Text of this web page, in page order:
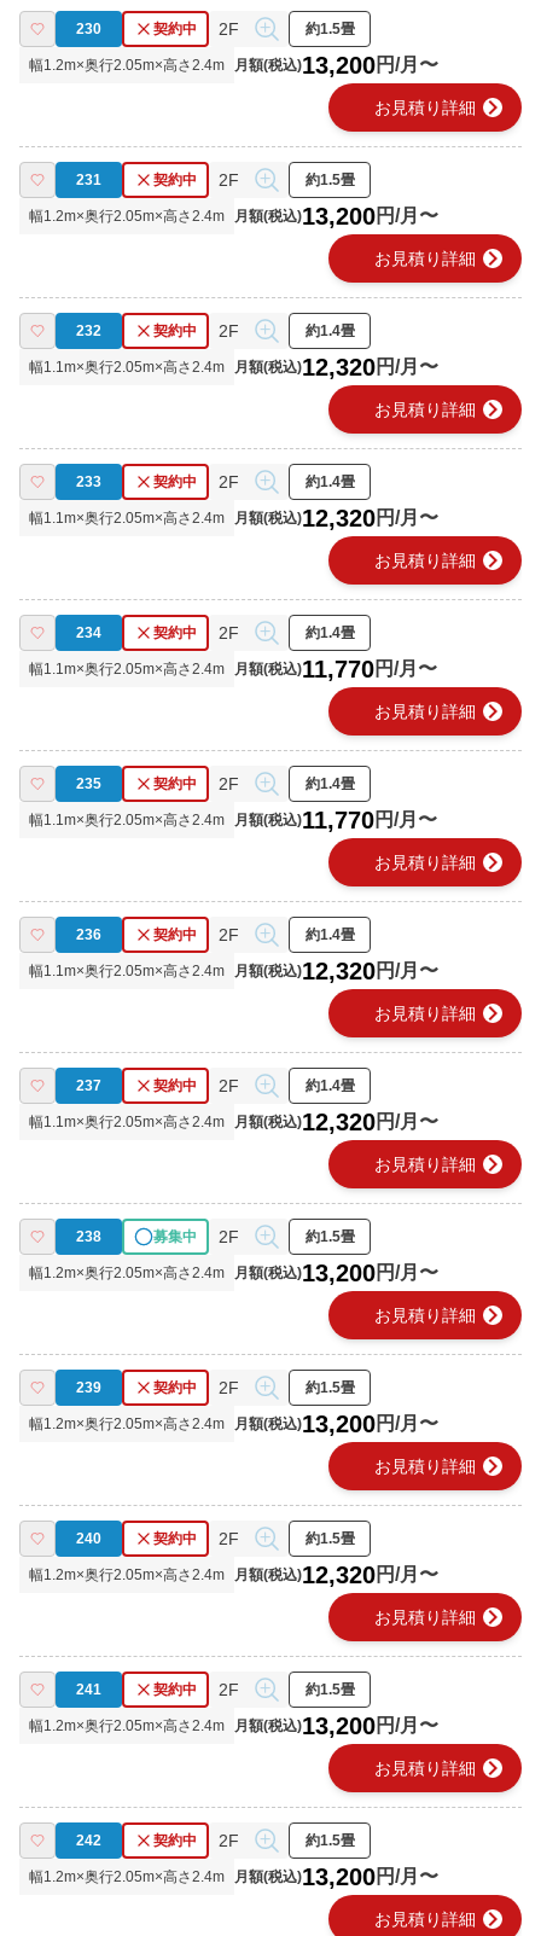
230 契約中 2F 約1.5畳
幅1.2m×奥行2.05m×高さ2.4m 月額(税込)13,200円/月〜
お見積り詳細 chevron_right
231 契約中 2F 約1.5畳
幅1.2m×奥行2.05m×高さ2.4m 月額(税込)13,200円/月〜
お見積り詳細 chevron_right
232 契約中 2F 約1.4畳
幅1.1m×奥行2.05m×高さ2.4m 月額(税込)12,320円/月〜
お見積り詳細 chevron_right
233 契約中 2F 約1.4畳
幅1.1m×奥行2.05m×高さ2.4m 月額(税込)12,320円/月〜
お見積り詳細 chevron_right
234 契約中 2F 約1.4畳
幅1.1m×奥行2.05m×高さ2.4m 月額(税込)11,770円/月〜
お見積り詳細 chevron_right
235 契約中 2F 約1.4畳
幅1.1m×奥行2.05m×高さ2.4m 月額(税込)11,770円/月〜
お見積り詳細 chevron_right
236 契約中 2F 約1.4畳
幅1.1m×奥行2.05m×高さ2.4m 月額(税込)12,320円/月〜
お見積り詳細 chevron_right
237 契約中 2F 約1.4畳
幅1.1m×奥行2.05m×高さ2.4m 月額(税込)12,320円/月〜
お見積り詳細 chevron_right
238 募集中 2F 約1.5畳
幅1.2m×奥行2.05m×高さ2.4m 月額(税込)13,200円/月〜
お見積り詳細 chevron_right
239 契約中 2F 約1.5畳
幅1.2m×奥行2.05m×高さ2.4m 月額(税込)13,200円/月〜
お見積り詳細 chevron_right
240 契約中 2F 約1.5畳
幅1.2m×奥行2.05m×高さ2.4m 月額(税込)12,320円/月〜
お見積り詳細 chevron_right
241 契約中 2F 約1.5畳
幅1.2m×奥行2.05m×高さ2.4m 月額(税込)13,200円/月〜
お見積り詳細 chevron_right
242 契約中 2F 約1.5畳
幅1.2m×奥行2.05m×高さ2.4m 月額(税込)13,200円/月〜
お見積り詳細 chevron_right